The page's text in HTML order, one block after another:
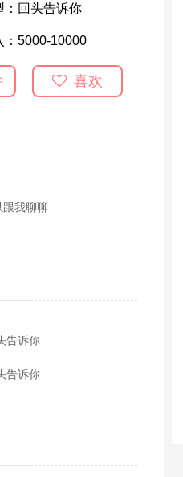
回头告诉你
5000-10000
喜欢
我聊聊
告诉你
告诉你